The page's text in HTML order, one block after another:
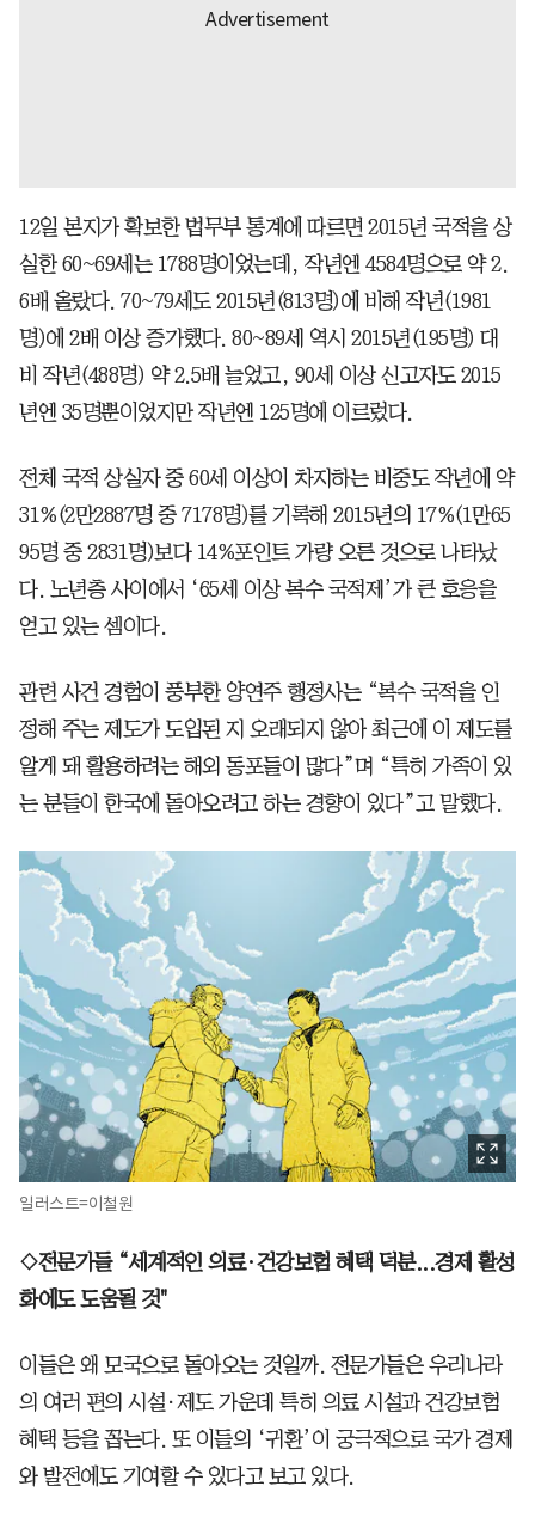
12일 본지가 확보한 법무부 통계에 따르면 2015년 국적을 상
실한 60~69세는 1788명이었는데, 작년엔 4584명으로 약 2.
6배 올랐다. 70~79세도 2015년(813명)에 비해 작년(1981
명)에 2배 이상 증가했다. 80~89세 역시 2015년(195명) 대
비 작년(488명) 약 2.5배 늘었고, 90세 이상 신고자도 2015
년엔 35명뿐이었지만 작년엔 125명에 이르렀다.
전체 국적 상실자 중 60세 이상이 차지하는 비중도 작년에 약
31%(2만2887명 중 7178명)를 기록해 2015년의 17%(1만65
95명 중 2831명)보다 14%포인트 가량 오른 것으로 나타났
다. 노년층 사이에서 ‘65세 이상 복수 국적제’가 큰 호응을
얻고 있는 셈이다.
관련 사건 경험이 풍부한 양연주 행정사는 “복수 국적을 인
정해 주는 제도가 도입된 지 오래되지 않아 최근에 이 제도를
알게 돼 활용하려는 해외 동포들이 많다”며 “특히 가족이 있
는 분들이 한국에 돌아오려고 하는 경향이 있다”고 말했다.
일러스트=이철원
◇전문가들 “세계적인 의료·건강보험 혜택 덕분...경제 활성
화에도 도움될 것"
이들은 왜 모국으로 돌아오는 것일까. 전문가들은 우리나라
의 여러 편의 시설·제도 가운데 특히 의료 시설과 건강보험
혜택 등을 꼽는다. 또 이들의 ‘귀환’이 궁극적으로 국가 경제
와 발전에도 기여할 수 있다고 보고 있다.